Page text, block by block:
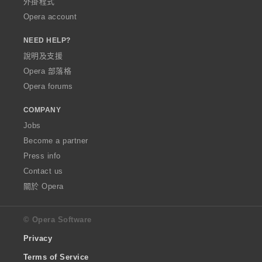
Opera account
NEED HELP?
說明及支援
Opera 部落格
Opera forums
COMPANY
Jobs
Become a partner
Press info
Contact us
關於 Opera
© Opera Software
Privacy
Terms of Service